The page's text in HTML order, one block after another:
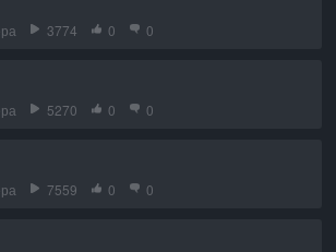
3774 0 0
5270 0 0
7559 0 0